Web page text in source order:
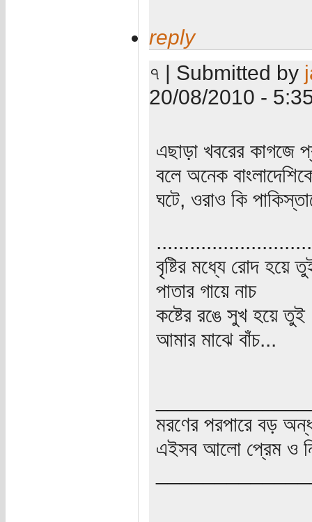
reply
৭ | Submitted by
20/08/2010 -
এছাড়া খবরের কাগজে
বলে অনেক
ঘটে, ওরাও কি
বৃষ্টির মধ্যে রোদ হয়ে
পাতার গায়ে নাচ
কষ্টের রঙে সুখ হয়ে তুই
আমার মাঝে বাঁচ...
মরণের পরপারে বড়
এইসব আলো প্রেম ও